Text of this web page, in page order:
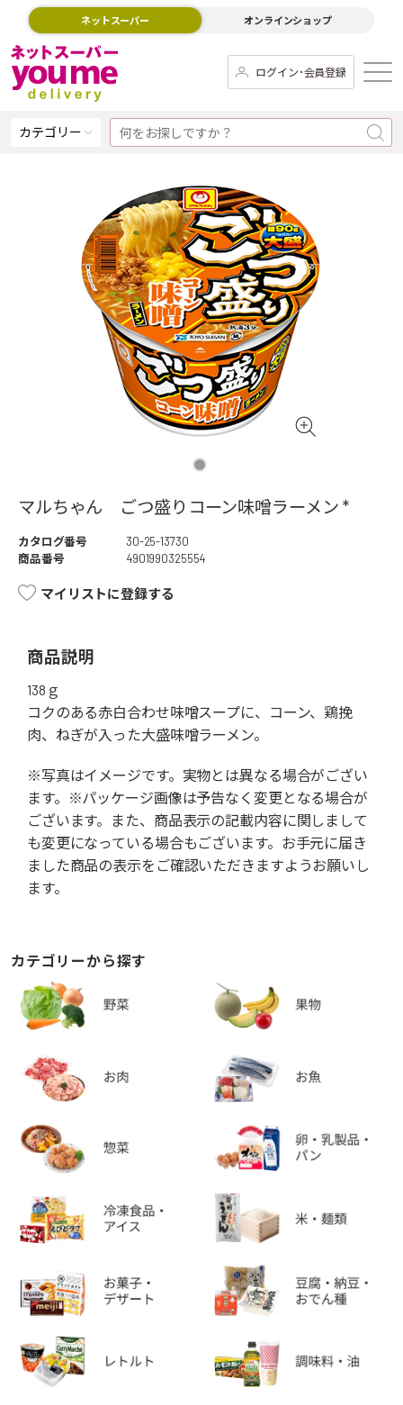
ネットスーパー オンラインショップ
ログイン･会員登録
カテゴリー
マルちゃん ごつ盛りコーン味噌ラーメン *
カタログ番号
30-25-13730
商品番号
4901990325554
マイリストに登録する
商品説明
138ｇ
コクのある赤白合わせ味噌スープに、コーン、鶏挽
肉、ねぎが入った大盛味噌ラーメン。
※写真はイメージです。実物とは異なる場合がござい
ます。※パッケージ画像は予告なく変更となる場合が
ございます。また、商品表示の記載内容に関しまして
も変更になっている場合もございます。お手元に届き
ました商品の表示をご確認いただきますようお願いし
ます。
カテゴリーから探す